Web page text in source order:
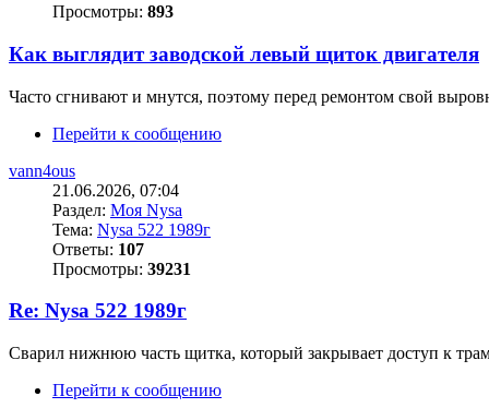
Просмотры: 893
Как выглядит заводской левый щиток двигателя
Часто сгнивают и мнутся, поэтому перед ремонтом свой
Перейти к сообщению
vann4ous
21.06.2026, 07:04
Раздел: Моя Nysa
Тема: Nysa 522 1989г
Ответы: 107
Просмотры: 39231
Re: Nysa 522 1989г
Сварил нижнюю часть щитка, который закрывает доступ к
Перейти к сообщению